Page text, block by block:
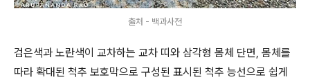
출처 - 백과사전
검은색과 노란색이 교차하는 교차 띠와 삼각형 몸체 단면, 몸체를
따라 확대된 척추 보호막으로 구성된 표시된 척추 능선으로 쉽게